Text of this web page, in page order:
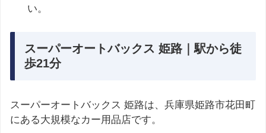
い。
スーパーオートバックス 姫路｜駅から徒
歩21分
スーパーオートバックス 姫路は、兵庫県姫路市花田町
にある大規模なカー用品店です。